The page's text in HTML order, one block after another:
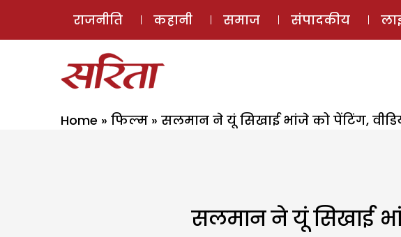
राजनीति कहानी समाज संपादकीय
Home » फिल्म » सलमान ने यूं सिखाई भांजे को पेंटिंग,
सलमान ने यूं सिखाई